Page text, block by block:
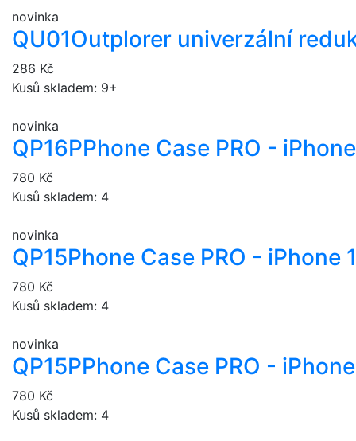
novinka
QU01Outplorer univerzální
286 Kč
Kusů skladem: 9+
novinka
QP16PPhone Case PRO -
780 Kč
Kusů skladem: 4
novinka
QP15Phone Case PRO - iPhone
780 Kč
Kusů skladem: 4
novinka
QP15PPhone Case PRO -
780 Kč
Kusů skladem: 4